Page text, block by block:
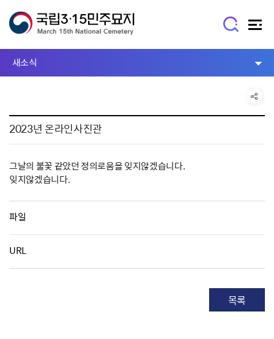
새소식
2023년 온라인사진관
그날의 불꽃 같았던 정의로움을 잊지않겠습니다.
잊지않겠습니다.
파일
URL
목록